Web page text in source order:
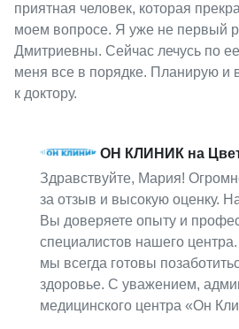
приятная человек, которая
моем вопросе. Я уже не первый
Дмитриевны. Сейчас лечусь по
меня все в порядке. Планирую и
к доктору.
ОН КЛИНИК на
Здравствуйте, Мария!
за отзыв и высокую оценку.
Вы доверяете опыту и
специалистов нашего
мы всегда готовы
здоровье. С уважением,
медицинского центра «Он